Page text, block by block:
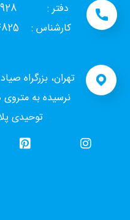
دفتر : 02122562928
کارشناس : 02122584825
تهران، بزرگراه
نرسیده به
توحیدی